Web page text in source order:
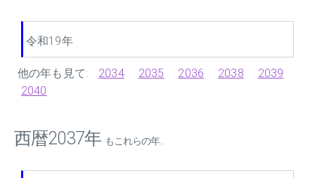
令和19年
他の年も見て: 2034 2035 2036 2038
2039
2040
西暦2037年 もこれらの年...